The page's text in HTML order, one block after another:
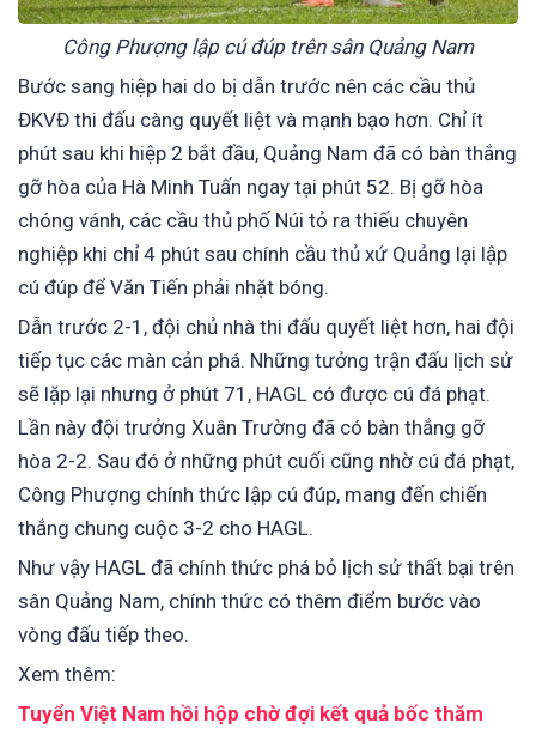
Công Phượng lập cú đúp trên sân Quảng Nam
Bước sang hiệp hai do bị dẫn trước nên các cầu thủ
ĐKVĐ thi đấu càng quyết liệt và mạnh bạo hơn. Chỉ ít
phút sau khi hiệp 2 bắt đầu, Quảng Nam đã có bàn thắng
gỡ hòa của Hà Minh Tuấn ngay tại phút 52. Bị gỡ hòa
chóng vánh, các cầu thủ phố Núi tỏ ra thiếu chuyên
nghiệp khi chỉ 4 phút sau chính cầu thủ xứ Quảng lại lập
cú đúp để Văn Tiến phải nhặt bóng.
Dẫn trước 2-1, đội chủ nhà thi đấu quyết liệt hơn, hai đội
tiếp tục các màn cản phá. Những tưởng trận đấu lịch sử
sẽ lặp lại nhưng ở phút 71, HAGL có được cú đá phạt.
Lần này đội trưởng Xuân Trường đã có bàn thắng gỡ
hòa 2-2. Sau đó ở những phút cuối cũng nhờ cú đá phạt,
Công Phượng chính thức lập cú đúp, mang đến chiến
thắng chung cuộc 3-2 cho HAGL.
Như vậy HAGL đã chính thức phá bỏ lịch sử thất bại trên
sân Quảng Nam, chính thức có thêm điểm bước vào
vòng đấu tiếp theo.
Xem thêm:
Tuyển Việt Nam hồi hộp chờ đợi kết quả bốc thăm